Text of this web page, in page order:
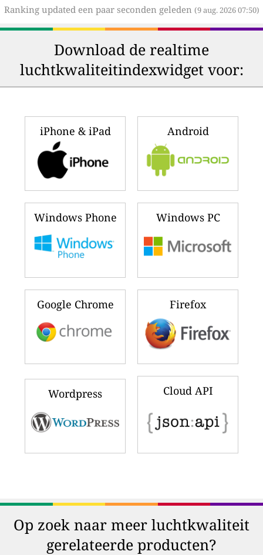
Ranking updated een paar seconden geleden (9 aug. 2026 07:50)
Download de realtime
luchtkwaliteitindexwidget voor:
iPhone & iPad Android
Windows Phone Windows PC
Google Chrome Firefox
Wordpress Cloud API
Op zoek naar meer luchtkwaliteit
gerelateerde producten?